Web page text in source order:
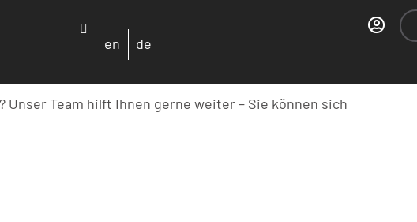
en de
Unser Team hilft Ihnen gerne weiter – Sie können sich